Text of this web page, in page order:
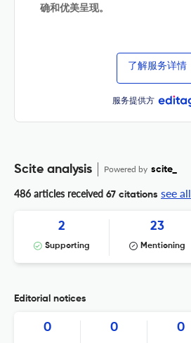
确和优美呈现。
了解服务详情
服务提供方
Scite analysis Powered by scite_
486 articles received 67 citations see all
2
Supporting
23
Mentioning
Editorial notices
0 0 0